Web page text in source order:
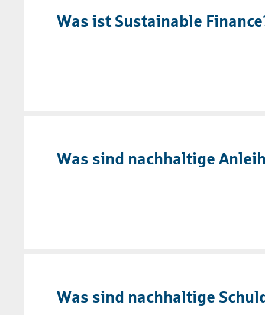
Was ist Sustainable
Was sind nachhaltige
Was sind nachhaltige